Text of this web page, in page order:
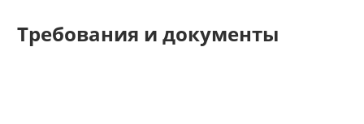
Требования и документы